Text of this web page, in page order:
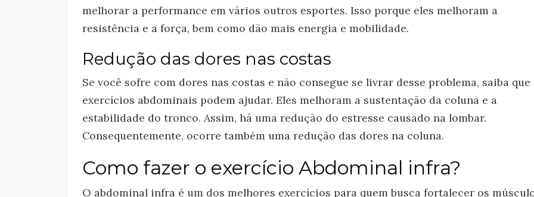
melhorar a performance em vários outros esportes. Isso porque eles melhoram a
resistência e a força, bem como dão mais energia e mobilidade.
Redução das dores nas costas
Se você sofre com dores nas costas e não consegue se livrar desse problema, saiba que
exercícios abdominais podem ajudar. Eles melhoram a sustentação da coluna e a
estabilidade do tronco. Assim, há uma redução do estresse causado na lombar.
Consequentemente, ocorre também uma redução das dores na coluna.
Como fazer o exercício Abdominal infra?
O abdominal infra é um dos melhores exercícios para quem busca fortalecer os